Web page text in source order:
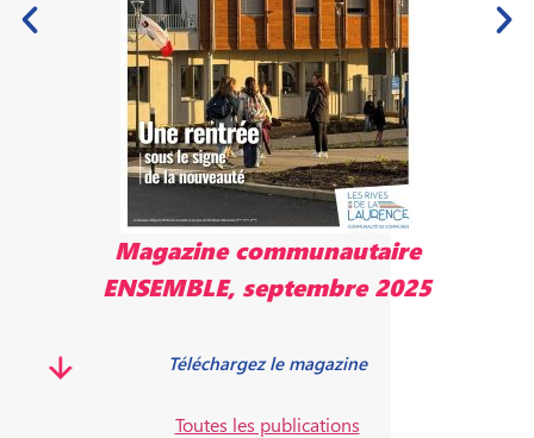
Magazine communautaire
ENSEMBLE, septembre 2025
Téléchargez le magazine
Toutes les publications